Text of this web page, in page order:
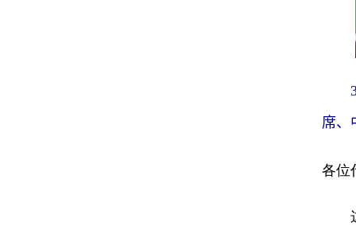
3月
席、
各位
这